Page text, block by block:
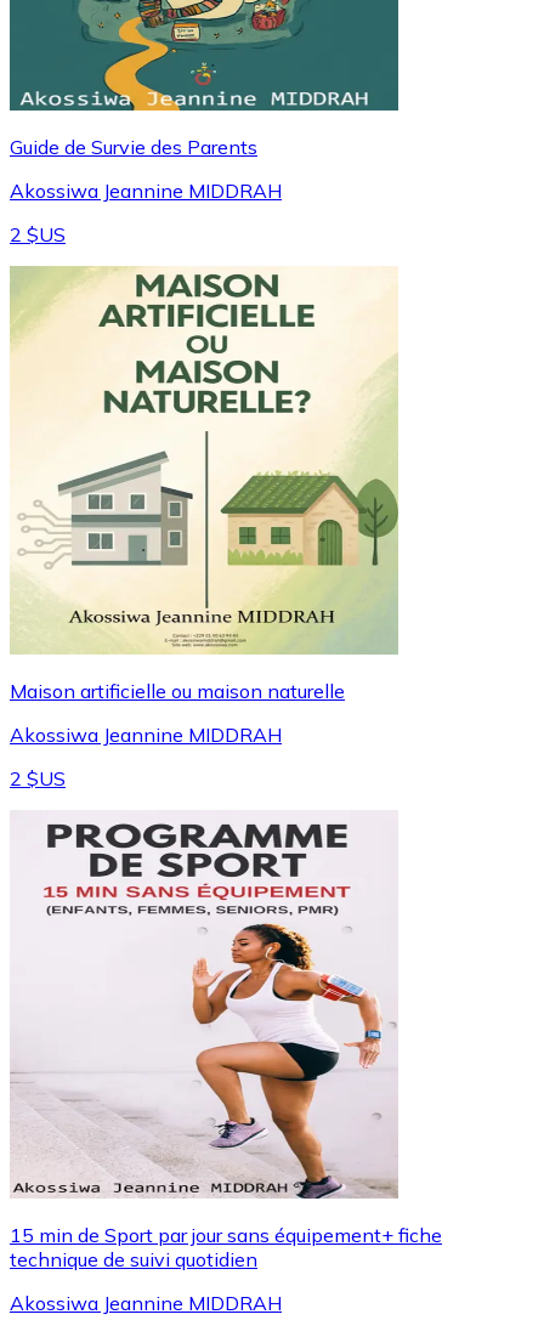
Guide de Survie des Parents
Akossiwa Jeannine MIDDRAH
2 $US
Maison artificielle ou maison naturelle
Akossiwa Jeannine MIDDRAH
2 $US
15 min de Sport par jour sans équipement+ fiche
technique de suivi quotidien
Akossiwa Jeannine MIDDRAH